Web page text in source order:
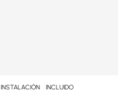
INSTALACIÓN INCLUIDO